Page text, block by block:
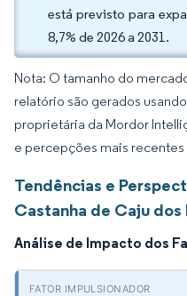
está previsto para
8,7% de 2026 a 2031.
Nota: O tamanho do
relatório são gerados
proprietária da Mordor
e percepções mais
Tendências e
Castanha de Caju dos
Análise de Impacto dos